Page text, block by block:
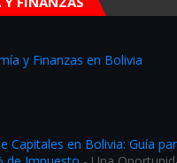
y Finanzas en Bolivia
Capitales en Bolivia: Guía